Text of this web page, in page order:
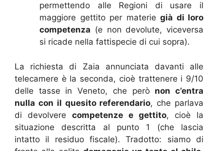
permettendo alle Regioni di usare il
maggiore gettito per materie già di loro
competenza (e non devolute, viceversa
si ricade nella fattispecie di cui sopra).
La richiesta di Zaia annunciata davanti alle
telecamere è la seconda, cioè trattenere i 9/10
delle tasse in Veneto, che però non c’entra
nulla con il quesito referendario, che parlava
di devolvere competenze e gettito, cioè la
situazione descritta al punto 1 (che lascia
intatto il residuo fiscale). Tradotto: siamo di